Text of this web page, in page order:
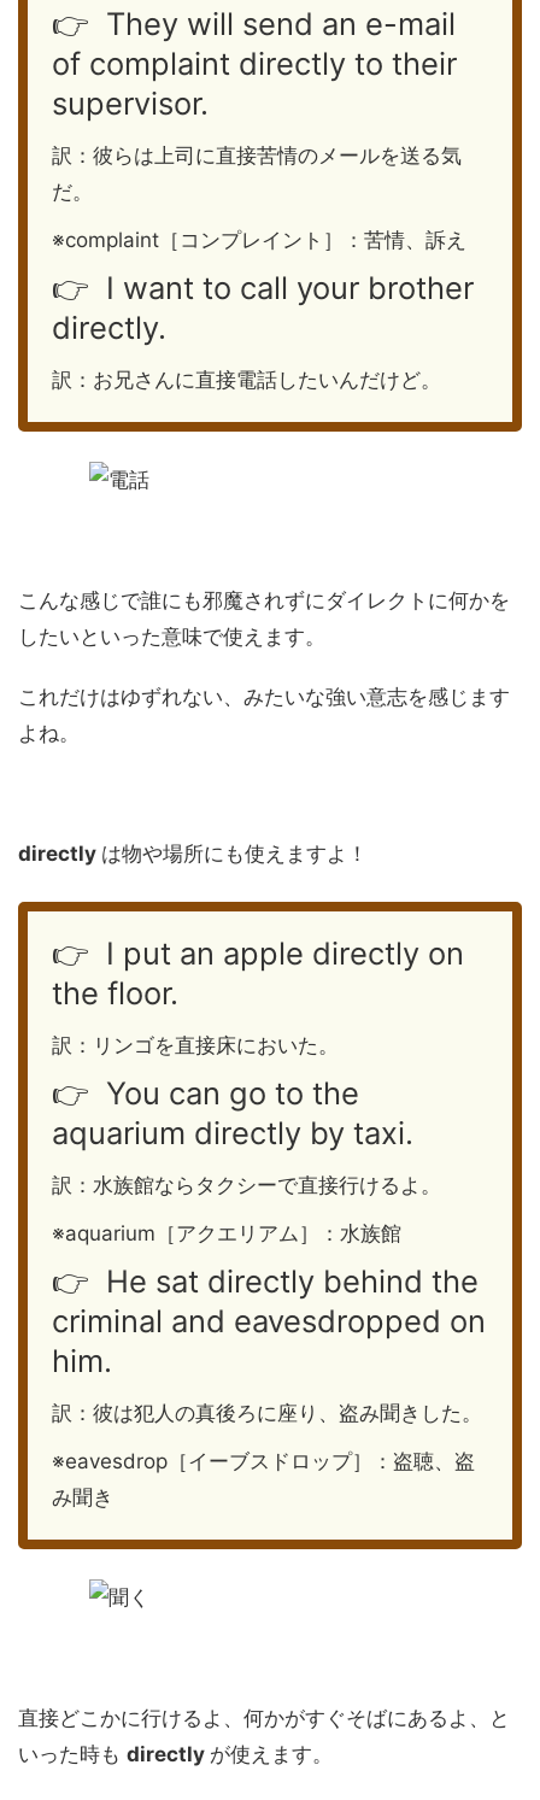
👉 They will send an e-mail
of complaint directly to their
supervisor.
訳：彼らは上司に直接苦情のメールを送る気
だ。
※complaint［コンプレイント］：苦情、訴え
👉 I want to call your brother
directly.
訳：お兄さんに直接電話したいんだけど。
こんな感じで誰にも邪魔されずにダイレクトに何かを
したいといった意味で使えます。
これだけはゆずれない、みたいな強い意志を感じます
よね。
directly は物や場所にも使えますよ！
👉 I put an apple directly on
the floor.
訳：リンゴを直接床においた。
👉 You can go to the
aquarium directly by taxi.
訳：水族館ならタクシーで直接行けるよ。
※aquarium［アクエリアム］：水族館
👉 He sat directly behind the
criminal and eavesdropped on
him.
訳：彼は犯人の真後ろに座り、盗み聞きした。
※eavesdrop［イーブスドロップ］：盗聴、盗
み聞き
直接どこかに行けるよ、何かがすぐそばにあるよ、と
いった時も directly が使えます。